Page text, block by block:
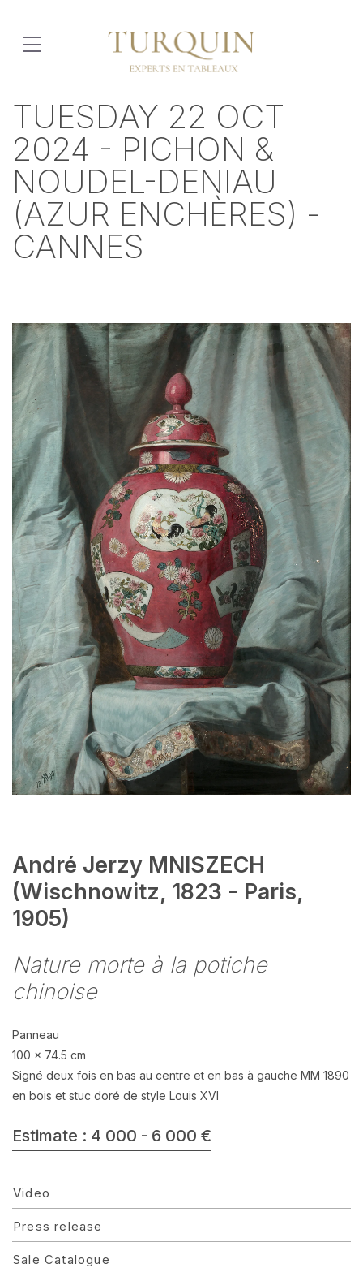
TUESDAY 22 OCT
2024 - PICHON &
NOUDEL-DENIAU
(AZUR ENCHÈRES) -
CANNES
André Jerzy MNISZECH
(Wischnowitz, 1823 - Paris,
1905)
Nature morte à la potiche
chinoise
Panneau
100 x 74.5 cm
Signé deux fois en bas au centre et en bas à gauche MM 1890
en bois et stuc doré de style Louis XVI
Estimate : 4 000 - 6 000 €
Video
Press release
Sale Catalogue